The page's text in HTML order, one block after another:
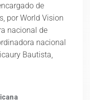
de
por World Vision
nacional de
nacional
Bautista,